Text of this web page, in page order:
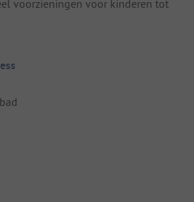
voorzieningen voor kinderen tot